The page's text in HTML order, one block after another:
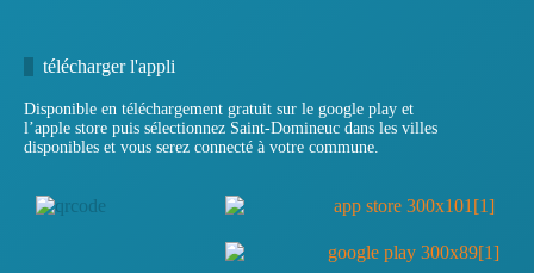
télécharger l'appli
Disponible en téléchargement gratuit sur le google play et
l’apple store puis sélectionnez Saint-Domineuc dans les villes
disponibles et vous serez connecté à votre commune.